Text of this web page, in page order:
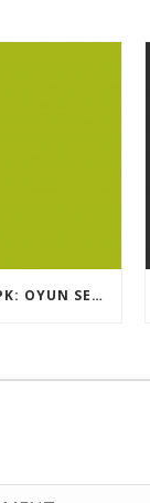
PINCO CASINO APK: OYUN SEÇIMLƏRININ İCMALI